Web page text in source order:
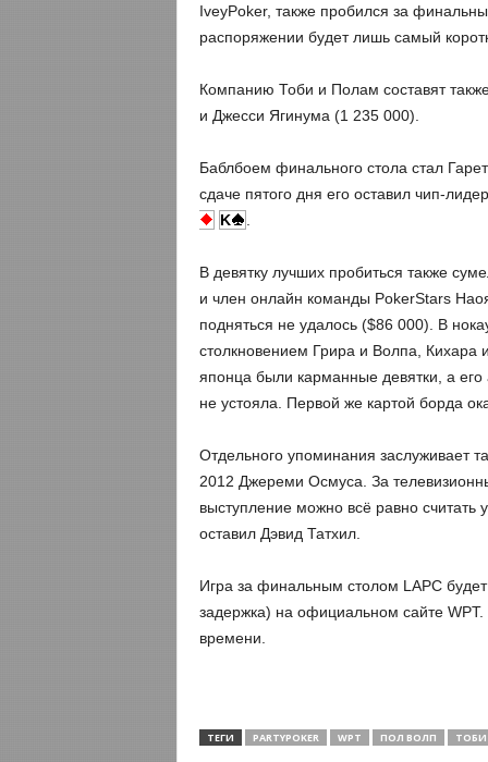
IveyPoker, также пробился за
распоряжении будет лишь самый
Компанию Тоби и Полам составят
и Джесси Ягинума (1 235 000).
Баблбоем финального стола стал
сдаче пятого дня его оставил чип-
K
В девятку лучших пробиться также
и член онлайн команды PokerStars
подняться не удалось ($86 000). В
столкновением Грира и Волпа, Кихара
японца были карманные девятки, а
не устояла. Первой же картой борда
Отдельного упоминания заслуживает
2012 Джереми Осмуса. За
выступление можно всё равно
оставил Дэвид Татхил.
Игра за финальным столом LAPC
задержка) на официальном сайте
времени.
ТЕГИ PARTYPOKER WPT ПОЛ ВОЛП